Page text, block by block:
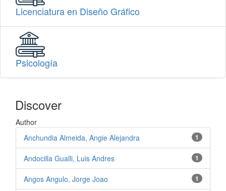
Licenciatura en Diseño Gráfico
Psicología
Discover
Author
1
Anchundia Almeida, Angie Alejandra
1
Andocilla Gualli, Luis Andres
1
Angos Angulo, Jorge Joao